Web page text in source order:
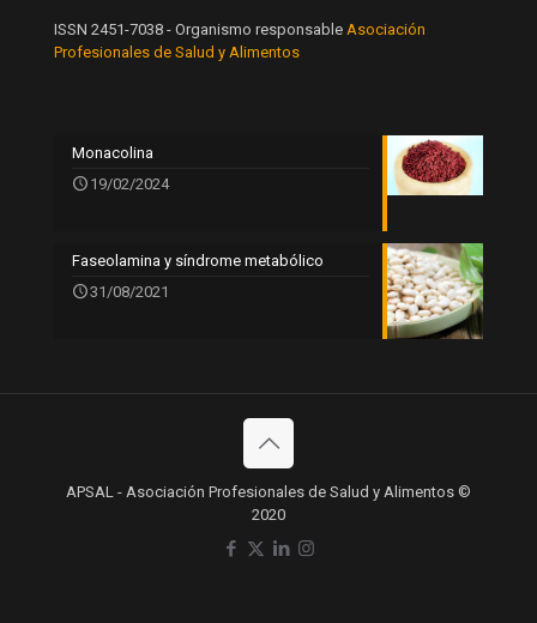
ISSN 2451-7038 - Organismo responsable Asociación
Profesionales de Salud y Alimentos
Monacolina
19/02/2024
Faseolamina y síndrome metabólico
31/08/2021
APSAL - Asociación Profesionales de Salud y Alimentos ©
2020